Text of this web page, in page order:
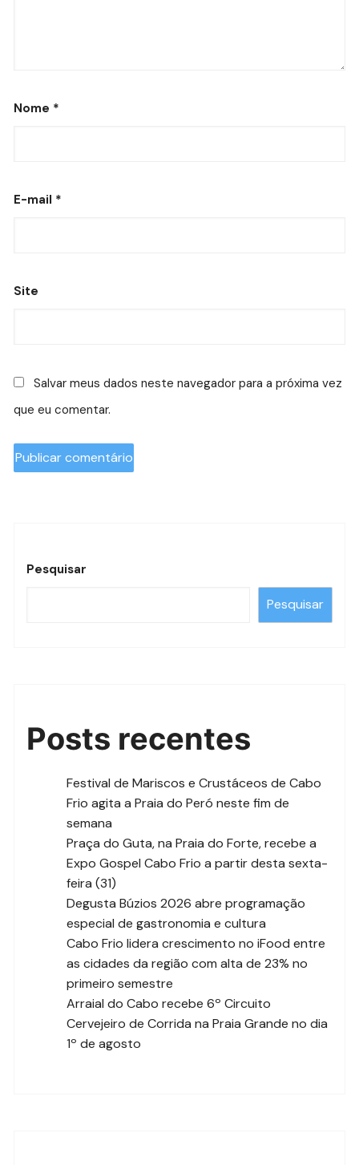
Nome *
E-mail *
Site
Salvar meus dados neste navegador para a próxima vez
que eu comentar.
Pesquisar
Pesquisar
Posts recentes
Festival de Mariscos e Crustáceos de Cabo
Frio agita a Praia do Peró neste fim de
semana
Praça do Guta, na Praia do Forte, recebe a
Expo Gospel Cabo Frio a partir desta sexta-
feira (31)
Degusta Búzios 2026 abre programação
especial de gastronomia e cultura
Cabo Frio lidera crescimento no iFood entre
as cidades da região com alta de 23% no
primeiro semestre
Arraial do Cabo recebe 6º Circuito
Cervejeiro de Corrida na Praia Grande no dia
1º de agosto